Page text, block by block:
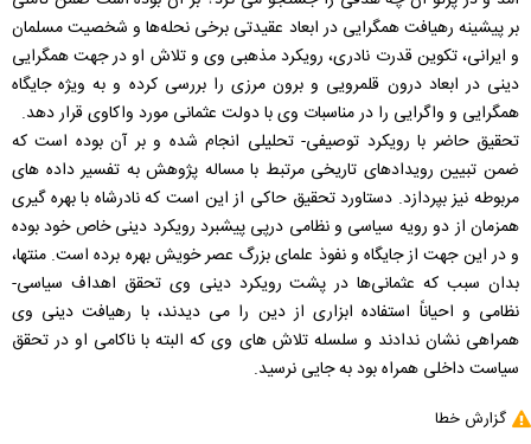
بر پیشینه رهیافت همگرایی در ابعاد عقیدتی برخی نحله‌ها و شخصیت مسلمان
و ایرانی، تکوین قدرت نادری، رویکرد مذهبی وی و تلاش او در جهت همگرایی
دینی در ابعاد درون قلمرویی و برون مرزی را بررسی کرده و به ویژه جایگاه
همگرایی و واگرایی را در مناسبات وی با دولت عثمانی مورد واکاوی قرار دهد.
تحقیق حاضر با رویکرد توصیفی- تحلیلی انجام شده و بر آن بوده است که
ضمن تبیین رویدادهای تاریخی مرتبط با مساله پژوهش به تفسیر داده های
مربوطه نیز بپردازد. دستاورد تحقیق حاکی از این است که نادرشاه با بهره گیری
همزمان از دو رویه سیاسی و نظامی درپی پیشبرد رویکرد دینی خاص خود بوده
و در این جهت از جایگاه و نفوذ علمای بزرگ عصر خویش بهره برده است. منتها،
بدان سبب که عثمانی‌ها در پشت رویکرد دینی وی تحقق اهداف سیاسی-
نظامی و احیاناً استفاده ابزاری از دین را می دیدند، با رهیافت دینی وی
همراهی نشان ندادند و سلسله تلاش های وی که البته با ناکامی او در تحقق
سیاست داخلی همراه بود به جایی نرسید.
گزارش خطا